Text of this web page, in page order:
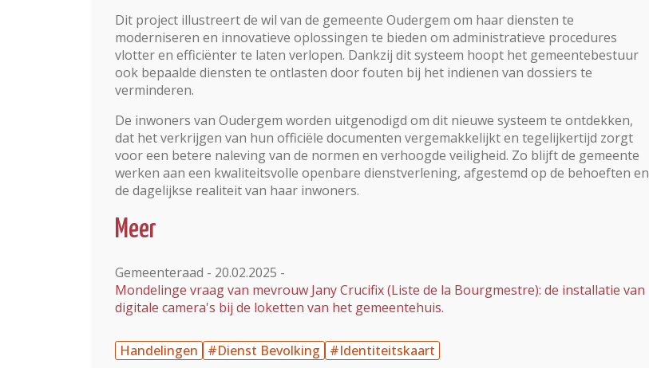
Dit project illustreert de wil van de gemeente Oudergem om haar diensten te
moderniseren en innovatieve oplossingen te bieden om administratieve procedures
vlotter en efficiënter te laten verlopen. Dankzij dit systeem hoopt het gemeentebestuur
ook bepaalde diensten te ontlasten door fouten bij het indienen van dossiers te
verminderen.
De inwoners van Oudergem worden uitgenodigd om dit nieuwe systeem te ontdekken,
dat het verkrijgen van hun officiële documenten vergemakkelijkt en tegelijkertijd zorgt
voor een betere naleving van de normen en verhoogde veiligheid. Zo blijft de gemeente
werken aan een kwaliteitsvolle openbare dienstverlening, afgestemd op de behoeften en
de dagelijkse realiteit van haar inwoners.
Meer
Gemeenteraad - 20.02.2025 -
Mondelinge vraag van mevrouw Jany Crucifix (Liste de la Bourgmestre): de installatie van
digitale camera's bij de loketten van het gemeentehuis.
Handelingen #Dienst Bevolking #Identiteitskaart